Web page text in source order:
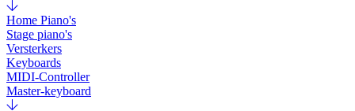
Home Piano's
Stage piano's
Versterkers
Keyboards
MIDI-Controller
Master-keyboard